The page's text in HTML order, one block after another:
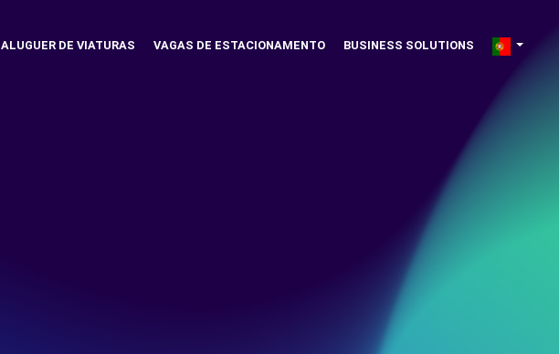
ALUGUER DE VIATURAS VAGAS DE ESTACIONAMENTO BUSINESS SOLUTIONS